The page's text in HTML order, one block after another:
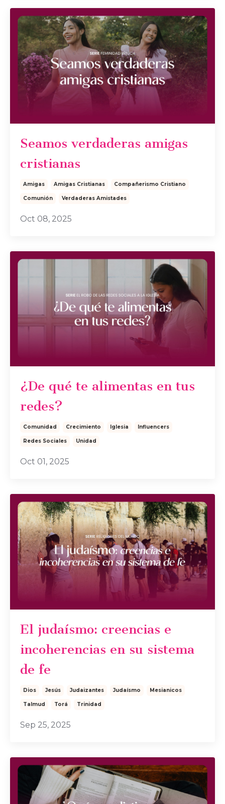
Seamos verdaderas amigas
cristianas
Amigas Amigas Cristianas Compañerismo Cristiano
Comunión Verdaderas Amistades
Oct 08, 2025
¿De qué te alimentas en tus
redes?
Comunidad Crecimiento Iglesia Influencers
Redes Sociales Unidad
Oct 01, 2025
El judaísmo: creencias e
incoherencias en su sistema
de fe
Dios Jesús Judaizantes Judaísmo Mesianicos
Talmud Torá Trinidad
Sep 25, 2025